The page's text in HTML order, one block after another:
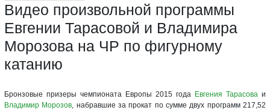
Видео произвольной программы
Евгении Тарасовой и Владимира
Морозова на ЧР по фигурному
катанию
Бронзовые призеры чемпионата Европы 2015 года Евгения Тарасова и
Владимир Морозов, набравшие за прокат по сумме двух программ 217,52